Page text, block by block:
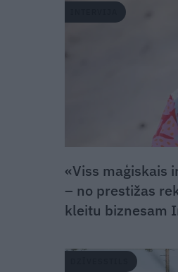
«Viss maģiskais
– no prestižas
kleitu biznesam